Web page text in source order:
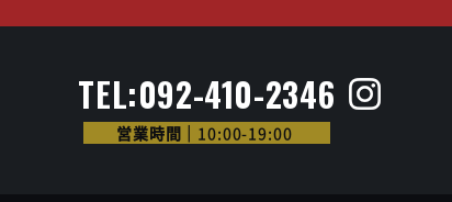
TEL:092-410-2346
営業時間｜ 10:00-19:00
BLOG COMPANY